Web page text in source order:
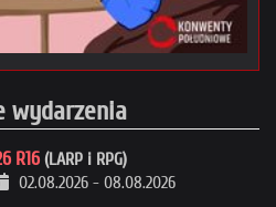
wydarzenia
R16 (LARP i RPG)
02.08.2026 - 08.08.2026